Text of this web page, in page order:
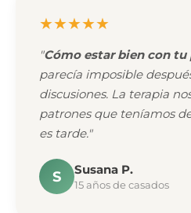
★★★★★
"Cómo estar bien con tu
parecía imposible
discusiones. La terapia
patrones que teníamos
es tarde."
S Susana P.
15 años de casados